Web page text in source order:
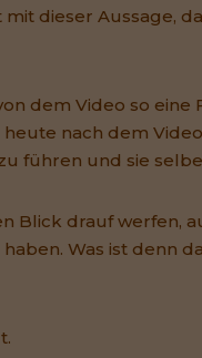
mit dieser Aussage,
dem Video so eine
nach dem
führen und sie
Blick drauf werfen,
Was ist denn